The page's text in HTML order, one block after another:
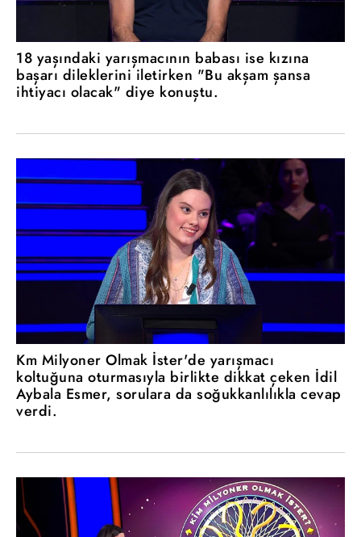
18 yaşındaki yarışmacının babası ise kızına
başarı dileklerini iletirken "Bu akşam şansa
ihtiyacı olacak" diye konuştu.
Km Milyoner Olmak İster'de yarışmacı
koltuğuna oturmasıyla birlikte dikkat çeken İdil
Aybala Esmer, sorulara da soğukkanlılıkla cevap
verdi.